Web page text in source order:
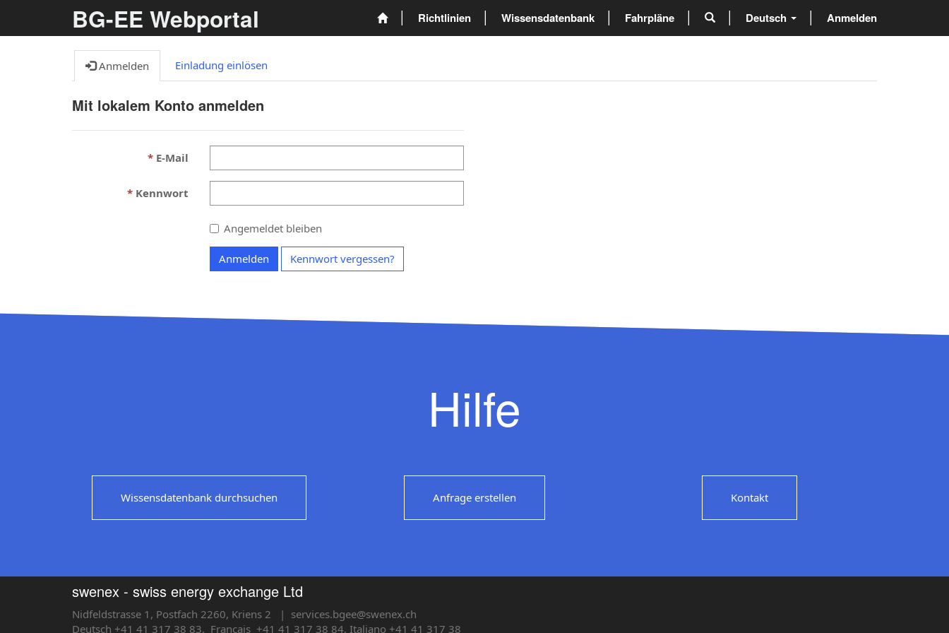
BG-EE Webportal Richtlinien Wissensdatenbank Fahrpläne Deutsch Anmelden
Anmelden Einladung einlösen
Mit lokalem Konto anmelden
E-Mail
Kennwort
Angemeldet bleiben
Anmelden Kennwort vergessen?
Hilfe
Wissensdatenbank durchsuchen Anfrage erstellen Kontakt
swenex - swiss energy exchange Ltd
Nidfeldstrasse 1, Postfach 2260, Kriens 2
| services.bgee@swenex.ch
Deutsch +41 41 317 38 83, Français +41 41 317 38 84, Italiano +41 41 317 38